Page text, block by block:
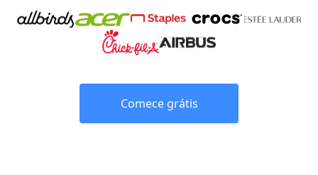
Comece grátis